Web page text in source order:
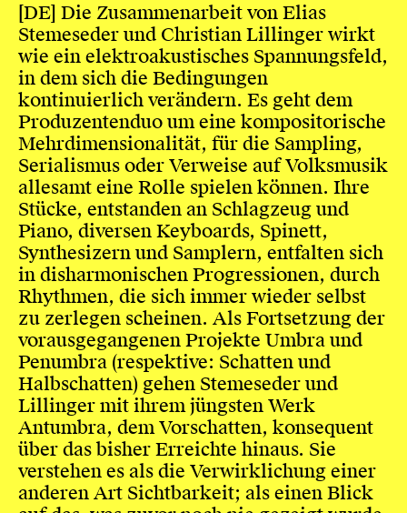
[DE] Die Zusammenarbeit von Elias
Stemeseder und Christian Lillinger wirkt
wie ein elektroakustisches Spannungsfeld,
in dem sich die Bedingungen
kontinuierlich verändern. Es geht dem
Produzentenduo um eine kompositorische
Mehrdimensionalität, für die Sampling,
Serialismus oder Verweise auf Volksmusik
allesamt eine Rolle spielen können. Ihre
Stücke, entstanden an Schlagzeug und
Piano, diversen Keyboards, Spinett,
Synthesizern und Samplern, entfalten sich
in disharmonischen Progressionen, durch
Rhythmen, die sich immer wieder selbst
zu zerlegen scheinen. Als Fortsetzung der
vorausgegangenen Projekte Umbra und
Penumbra (respektive: Schatten und
Halbschatten) gehen Stemeseder und
Lillinger mit ihrem jüngsten Werk
Antumbra, dem Vorschatten, konsequent
über das bisher Erreichte hinaus. Sie
verstehen es als die Verwirklichung einer
anderen Art Sichtbarkeit; als einen Blick